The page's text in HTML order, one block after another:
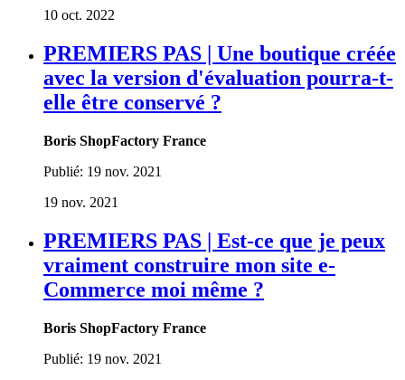
10 oct. 2022
PREMIERS PAS | Une boutique créée
avec la version d'évaluation pourra-t-
elle être conservé ?
Boris ShopFactory France
Publié: 19 nov. 2021
19 nov. 2021
PREMIERS PAS | Est-ce que je peux
vraiment construire mon site e-
Commerce moi même ?
Boris ShopFactory France
Publié: 19 nov. 2021